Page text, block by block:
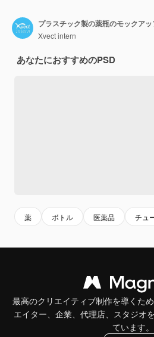
プラスチック製の薬瓶のモックアッ
Xvect intern
あなたにおすすめのPSD
薬 ボトル 医薬品 チュ
最高のクリエイティブ制作を導くた
エイター、企業、代理店、スタジオ
ています。